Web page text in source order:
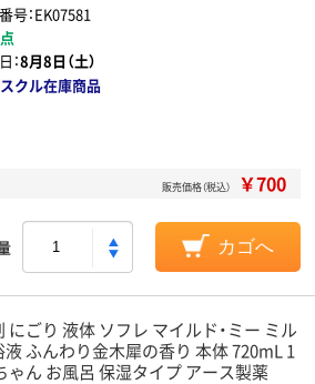
号：EK07581
：8月8日（土）
クル在庫商品
販売価格（税込） ￥700
カゴへ
にごり 液体 ソフレ マイルド・ミー ミル
液 ふんわり金木犀の香り 本体 720mL 1
ゃん お風呂 保湿タイプ アース製薬